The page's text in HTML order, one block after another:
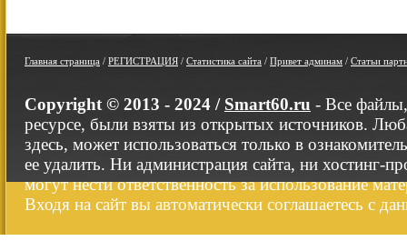
Главная страница / РЕГИСТРАЦИЯ / Статистика сайта / Привет админам / Статьи
Copyright © 2013 - 2024 / Smart60.ru - Все
ресурсе, были взяты из открытых источников.
здесь, может использоваться только в
ее удалить. Ни администрация сайта, ни хостинг-
могут нести ответственность за использование
Входя на сайт вы автоматически соглашаетесь с